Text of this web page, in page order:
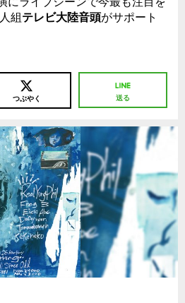
組テレビ大陸音頭がサポート
つぶやく 送る